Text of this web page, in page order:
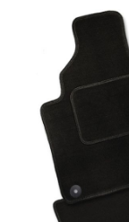
images
gallery